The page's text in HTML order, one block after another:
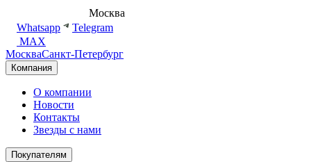
Москва
Whatsapp
Telegram
MAX
МоскваСанкт-Петербург
Компания
О компании
Новости
Контакты
Звезды с нами
Покупателям